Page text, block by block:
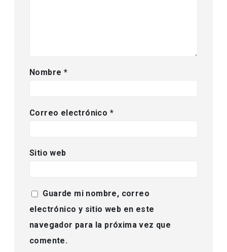
Nombre *
Correo electrónico *
Sitio web
Guarde mi nombre, correo
electrónico y sitio web en este
navegador para la próxima vez que
comente.